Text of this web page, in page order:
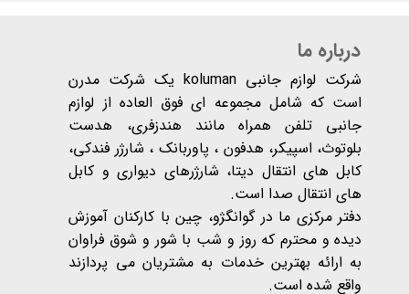
درباره ما
شرکت لوازم جانبی koluman یک شرکت مدرن
است که شامل مجموعه ای فوق العاده از لوازم
جانبی تلفن همراه مانند هندزفری، هدست
بلوتوث، اسپیکر، هدفون ، پاوربانک ، شارژر فندکی،
کابل های انتقال دیتا، شارژرهای دیواری و کابل
های انتقال صدا است.
دفتر مرکزی ما در گوانگژو، چین با کارکنان آموزش
دیده و محترم که روز و شب با شور و شوق فراوان
به ارائه بهترین خدمات به مشتریان می پردازند
واقع شده است​​​​​​​.